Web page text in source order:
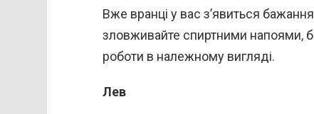
Вже вранці у вас з’явиться
зловживайте спиртними напоями,
роботи в належному вигляді.
Лев